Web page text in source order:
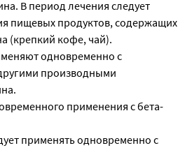
В период лечения следует
пищевых продуктов, содержащих
(крепкий кофе, чай).
одновременно с
производными
применения с бета-
применять одновременно с